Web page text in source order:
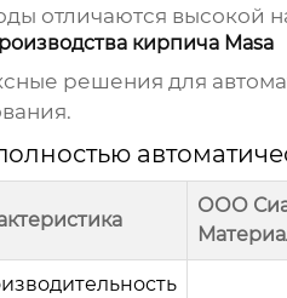
отличаются высокой
кирпича Masa
решения для
ООО